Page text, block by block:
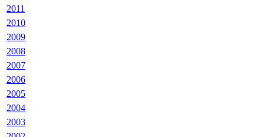
2011
2010
2009
2008
2007
2006
2005
2004
2003